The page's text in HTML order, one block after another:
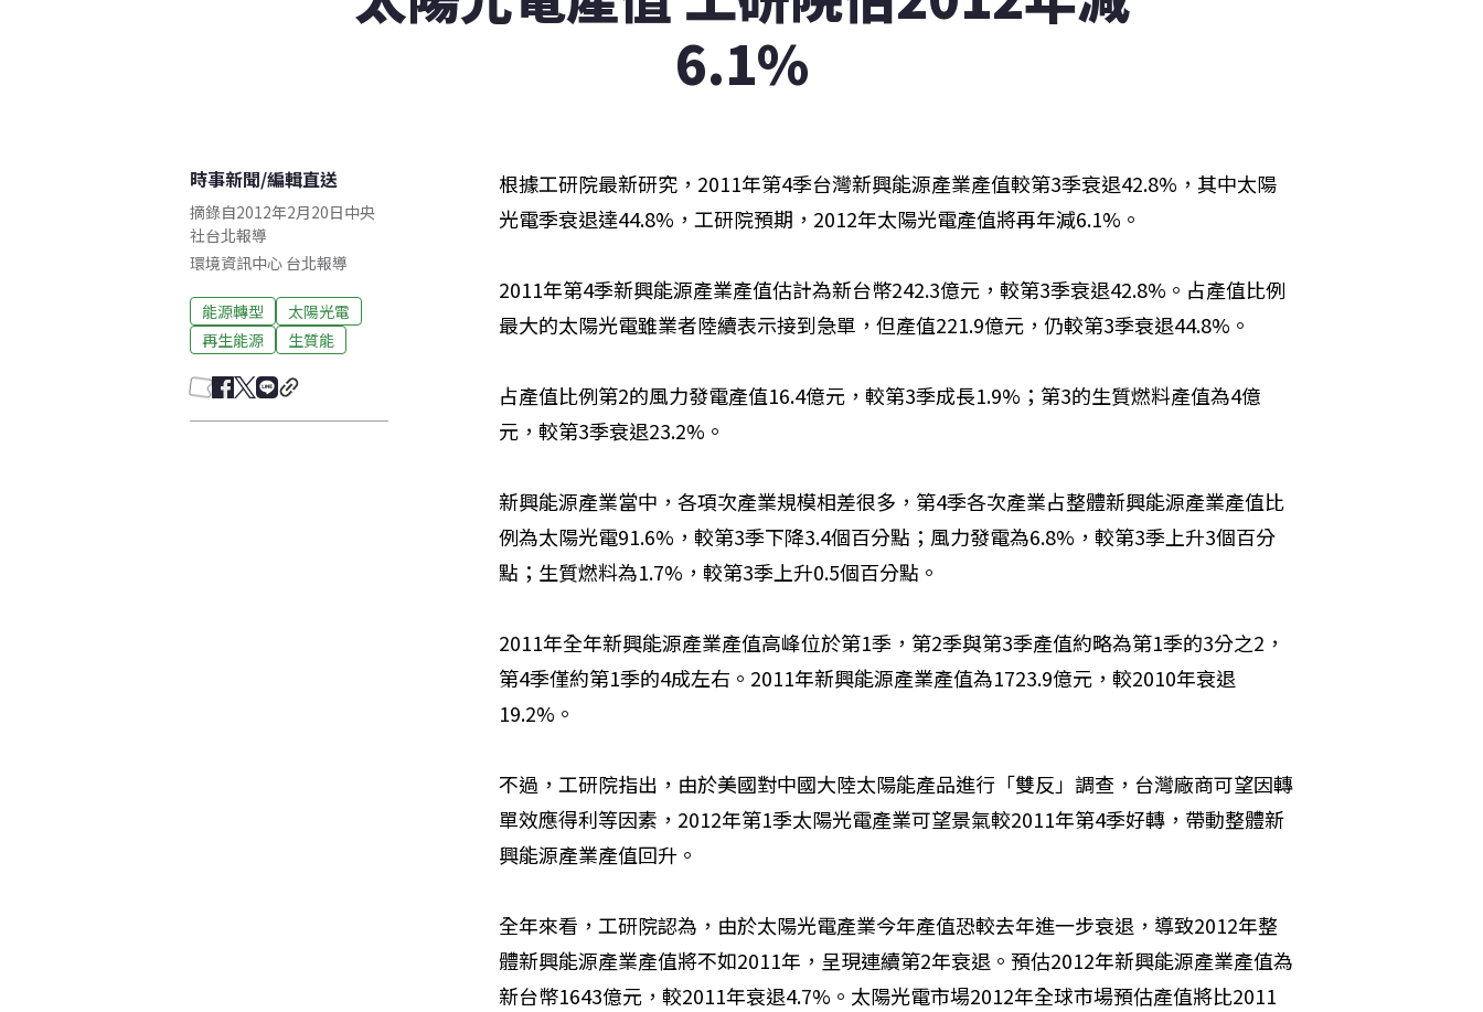
6.1%
時事新聞/編輯直送
摘錄自2012年2月20日中央
社台北報導
環境資訊中心 台北報導
能源轉型
太陽光電
再生能源
生質能
根據工研院最新研究，2011年第4季台灣新興能源產業產值較第3季衰退42.8%，其中太陽
光電季衰退達44.8%，工研院預期，2012年太陽光電產值將再年減6.1%。
2011年第4季新興能源產業產值估計為新台幣242.3億元，較第3季衰退42.8%。占產值比例
最大的太陽光電雖業者陸續表示接到急單，但產值221.9億元，仍較第3季衰退44.8%。
占產值比例第2的風力發電產值16.4億元，較第3季成長1.9%；第3的生質燃料產值為4億
元，較第3季衰退23.2%。
新興能源產業當中，各項次產業規模相差很多，第4季各次產業占整體新興能源產業產值比
例為太陽光電91.6%，較第3季下降3.4個百分點；風力發電為6.8%，較第3季上升3個百分
點；生質燃料為1.7%，較第3季上升0.5個百分點。
2011年全年新興能源產業產值高峰位於第1季，第2季與第3季產值約略為第1季的3分之2，
第4季僅約第1季的4成左右。2011年新興能源產業產值為1723.9億元，較2010年衰退
19.2%。
不過，工研院指出，由於美國對中國大陸太陽能產品進行「雙反」調查，台灣廠商可望因轉
單效應得利等因素，2012年第1季太陽光電產業可望景氣較2011年第4季好轉，帶動整體新
興能源產業產值回升。
全年來看，工研院認為，由於太陽光電產業今年產值恐較去年進一步衰退，導致2012年整
體新興能源產業產值將不如2011年，呈現連續第2年衰退。預估2012年新興能源產業產值為
新台幣1643億元，較2011年衰退4.7%。太陽光電市場2012年全球市場預估產值將比2011